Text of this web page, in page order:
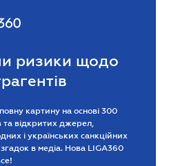
ризики щодо
картину на основі 300
та відкритих джерел,
і українських санкційних
згадок в медіа. Нова LIGA360